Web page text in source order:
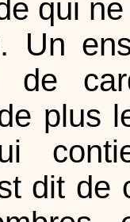
qui
Un
plus
dit de